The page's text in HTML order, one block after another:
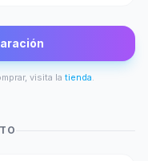
visita la tienda.